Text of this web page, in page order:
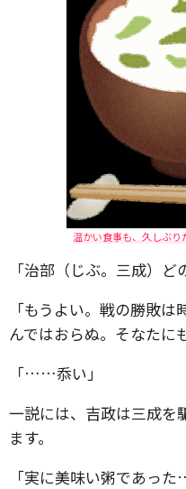
温かい食事も、久しぶり
「治部（じぶ。三成）
「もうよい。戦の勝敗
んではおらぬ。そなたに
「……忝い」
一説には、吉政は三成を
ます。
「実に美味い粥であっ